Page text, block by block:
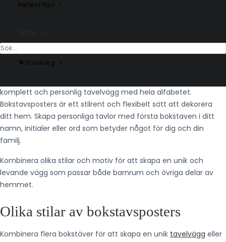
Perfect Pair
Varukorg
Komplett alfabet med bokstäver Y–Ö
Här hittar du posters med bokstäverna Y–Ö, inklusive de
komplett och personlig tavelvägg med hela alfabetet.
Bokstavsposters är ett stilrent och flexibelt sätt att dekorera
ditt hem. Skapa personliga tavlor med första bokstaven i ditt
namn, initialer eller ord som betyder något för dig och din
familj.
Kombinera olika stilar och motiv för att skapa en unik och
levande vägg som passar både barnrum och övriga delar av
hemmet.
Olika stilar av bokstavsposters
Kombinera flera bokstäver för att skapa en unik tavelvägg eller